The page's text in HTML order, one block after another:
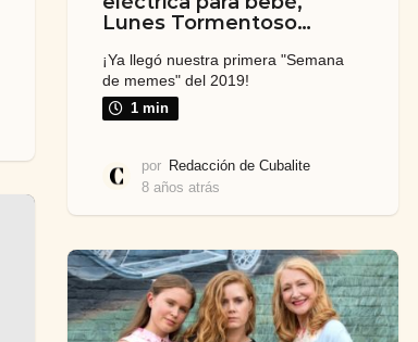
Lunes Tormentoso…
¡Ya llegó nuestra primera "Semana
de memes" del 2019!
1 min
por Redacción de Cubalite
8 años atrás
o
s
a
t
r